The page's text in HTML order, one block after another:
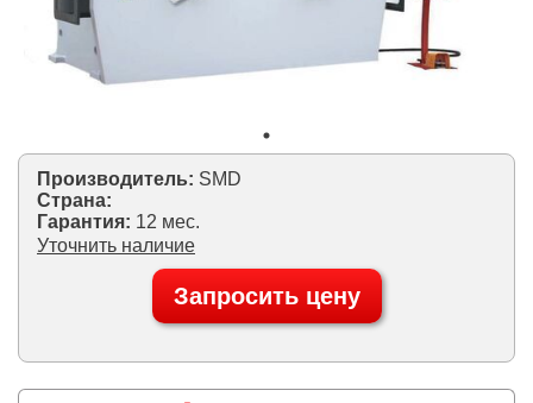
Производитель: SMD
Страна:
Гарантия: 12 мес.
Уточнить наличие
Запросить цену